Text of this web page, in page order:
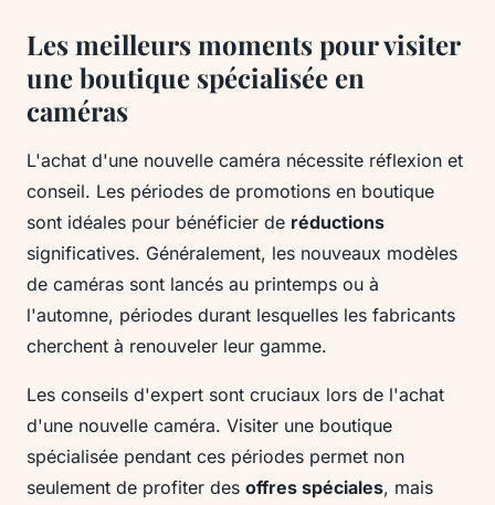
Les meilleurs moments pour visiter
une boutique spécialisée en
caméras
L'achat d'une nouvelle caméra nécessite réflexion et
conseil. Les périodes de promotions en boutique
sont idéales pour bénéficier de réductions
significatives. Généralement, les nouveaux modèles
de caméras sont lancés au printemps ou à
l'automne, périodes durant lesquelles les fabricants
cherchent à renouveler leur gamme.
Les conseils d'expert sont cruciaux lors de l'achat
d'une nouvelle caméra. Visiter une boutique
spécialisée pendant ces périodes permet non
seulement de profiter des offres spéciales, mais